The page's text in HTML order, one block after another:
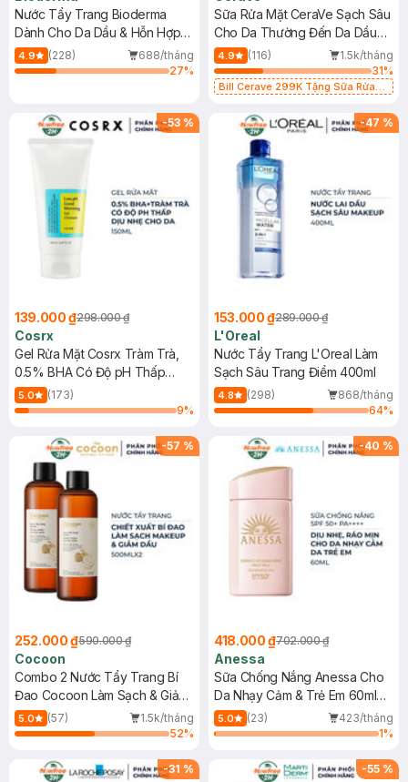
Nước Tẩy Trang Bioderma
Dành Cho Da Dầu & Hỗn Hợp
500ml
4.9 (228)
688/tháng
27%
Sữa Rửa Mặt CeraVe Sạch Sâu
Cho Da Thường Đến Da Dầu
473ml
4.9 (116)
1.5k/tháng
31%
Bill Cerave 299K Tặng Sữa Rửa
-53 %
139.000 ₫298.000 ₫
Cosrx
Gel Rửa Mặt Cosrx Tràm Trà,
0.5% BHA Có Độ pH Thấp
150ml
5.0
(173)
9%
-47 %
153.000 ₫289.000 ₫
L'Oreal
Nước Tẩy Trang L'Oreal Làm
Sạch Sâu Trang Điểm 400ml
4.8 (298)
868/tháng
64%
-57 %
252.000 ₫590.000 ₫
Cocoon
Combo 2 Nước Tẩy Trang Bí
Đao Cocoon Làm Sạch & Giảm
Dầu 500ml
5.0 (57)
1.5k/tháng
52%
-40 %
418.000 ₫702.000 ₫
Anessa
Sữa Chống Nắng Anessa Cho
Da Nhạy Cảm & Trẻ Em 60ml
(Mới)
5.0 (23)
423/tháng
1%
-31 % -55 %